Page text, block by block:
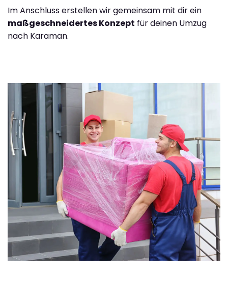
Im Anschluss erstellen wir gemeinsam mit dir ein
maßgeschneidertes Konzept für deinen Umzug
nach Karaman.